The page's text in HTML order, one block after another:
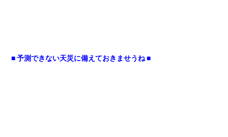
■ 予測できない天災に備えておきませうね ■